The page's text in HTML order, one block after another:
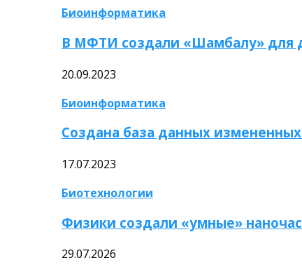
Биоинформатика
В МФТИ создали «Шамбалу» для
20.09.2023
Биоинформатика
Создана база данных
17.07.2023
Биотехнологии
Физики создали «умные»
29.07.2026